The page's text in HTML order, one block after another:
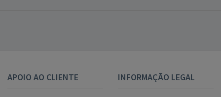
APOIO AO CLIENTE INFORMAÇÃO LEGAL